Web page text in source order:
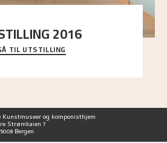
2016
oversikt over Nikolai Astrups
i 1900 og frem til i dag.
TIL UTSTILLING
Kunstmuseer og komponisthjem
Strømkaien 7
Bergen